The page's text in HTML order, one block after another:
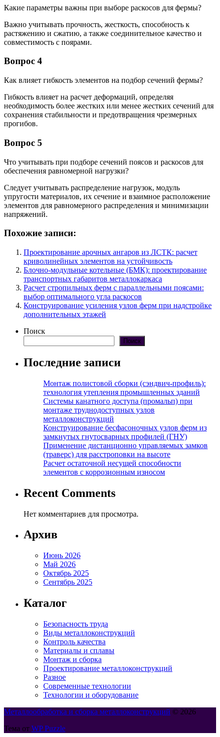
Какие параметры важны при выборе раскосов для фермы?
Важно учитывать прочность, жесткость, способность к
растяжению и сжатию, а также соединительное качество и
совместимость с поярами.
Вопрос 4
Как влияет гибкость элементов на подбор сечений фермы?
Гибкость влияет на расчет деформаций, определяя
необходимость более жестких или менее жестких сечений для
сохранения стабильности и предотвращения чрезмерных
прогибов.
Вопрос 5
Что учитывать при подборе сечений поясов и раскосов для
обеспечения равномерной нагрузки?
Следует учитывать распределение нагрузок, модуль
упругости материалов, их сечение и взаимное расположение
элементов для равномерного распределения и минимизации
напряжений.
Похожие записи:
Проектирование арочных ангаров из ЛСТК: расчет
криволинейных элементов на устойчивость
Блочно-модульные котельные (БМК): проектирование
транспортных габаритов металлокаркаса
Расчет стропильных ферм с параллельными поясами:
выбор оптимального угла раскосов
Конструирование усиления узлов ферм при надстройке
дополнительных этажей
Поиск
Поиск
Последние записи
Монтаж полистовой сборки (сэндвич-профиль):
технология утепления промышленных зданий
Системы канатного доступа (промальп) при
монтаже труднодоступных узлов
металлоконструкций
Конструирование бесфасоночных узлов ферм из
замкнутых гнутосварных профилей (ГНУ)
Применение дистанционно управляемых замков
(траверс) для расстроповки на высоте
Расчет остаточной несущей способности
элементов с коррозионным износом
Recent Comments
Нет комментариев для просмотра.
Архив
Июнь 2026
Май 2026
Октябрь 2025
Сентябрь 2025
Каталог
Безопасность труда
Виды металлоконструкций
Контроль качества
Материалы и сплавы
Монтаж и сборка
Проектирование металлоконструкций
Разное
Современные технологии
Технологии и оборудование
Металлообработка и сборка металлоконструкций © 2026
Тема от WP Puzzle